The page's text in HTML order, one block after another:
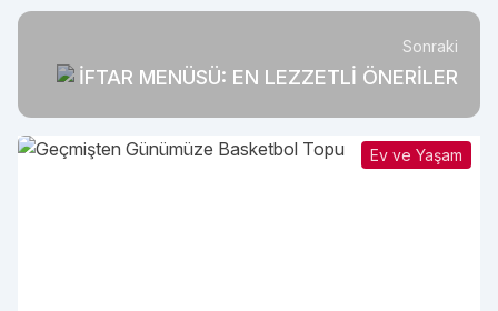
Sonraki
İFTAR MENÜSÜ: EN LEZZETLİ ÖNERİLER
Ev ve Yaşam